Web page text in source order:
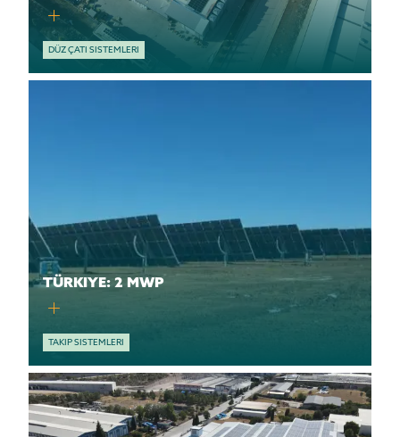
DÜZ ÇATI SISTEMLERI
TÜRKIYE: 2 MWP
TAKIP SISTEMLERI